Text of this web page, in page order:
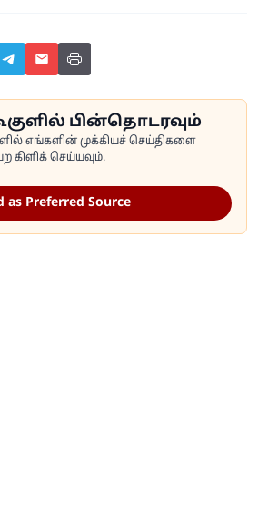
பின்தொடரவும்
எங்களின் முக்கியச் செய்திகளை
கிளிக் செய்யவும்.
as Preferred Source